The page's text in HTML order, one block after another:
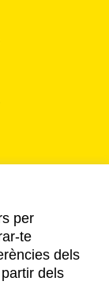
per
te
dels
dels